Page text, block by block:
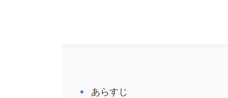
あらすじ